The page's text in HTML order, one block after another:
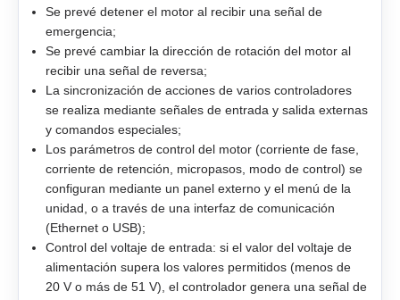
EMG-15
EMG-20
EMG-30
EMG-50
EML-10
EML-20
Se prevé detener el motor al recibir una señal de
emergencia;
Se prevé cambiar la dirección de rotación del motor al
recibir una señal de reversa;
La sincronización de acciones de varios controladores
se realiza mediante señales de entrada y salida externas
y comandos especiales;
Los parámetros de control del motor (corriente de fase,
corriente de retención, micropasos, modo de control) se
configuran mediante un panel externo y el menú de la
unidad, o a través de una interfaz de comunicación
(Ethernet o USB);
Control del voltaje de entrada: si el valor del voltaje de
alimentación supera los valores permitidos (menos de
20 V o más de 51 V), el controlador genera una señal de